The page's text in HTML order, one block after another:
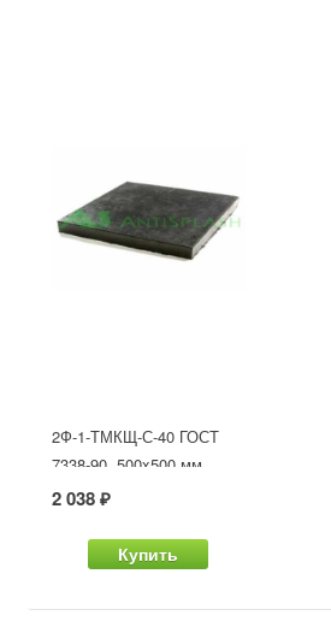
2Ф-1-ТМКЩ-С-40 ГОСТ
7338-90, 500x500 мм
2 038 ₽
Купить